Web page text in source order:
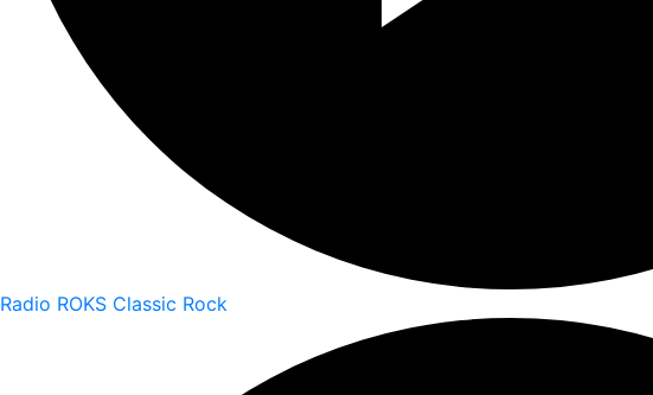
Radio ROKS Classic Rock